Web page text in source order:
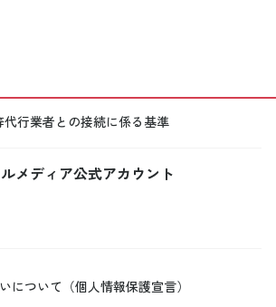
代行業者との接続に係る基準
メディア公式アカウント
について（個人情報保護宣言）